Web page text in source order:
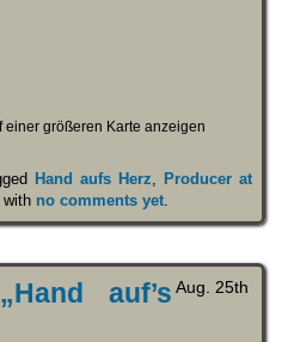
einer größeren Karte anzeigen
Hand aufs Herz
Producer at
no comments yet.
Aug. 25th
auf’s